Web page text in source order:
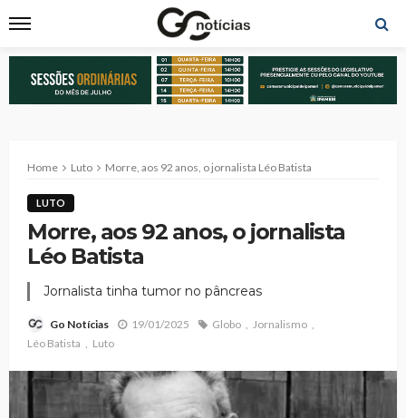
Home Luto Morre, aos 92 anos, o jornalista Léo Batista
LUTO
Morre, aos 92 anos, o jornalista
Léo Batista
Jornalista tinha tumor no pâncreas
Go Notícias 19/01/2025 Globo
Jornalismo
Léo Batista
Luto